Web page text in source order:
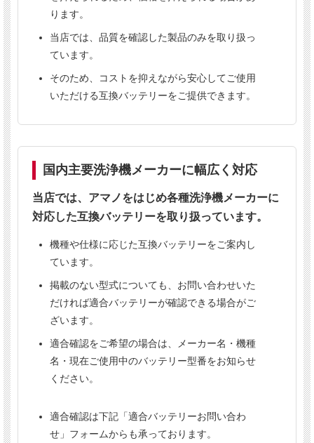
送料は
す。
申し訳ございませんが、本商品は
済をご利用いただけません。
複数のサイトで販売しているため、まれに
は当店よりご連絡いたします。
事前の在庫確認はメールにてお問い合わせ
ください。
【重要】
バッテリーのご注文は、 お届け先の宛名に法人名または屋
号の記載が必要です。
個人事業主の方で屋号をお持ちでない場合は、個別にお問
い合わせください。
ります。
当店では、品質を確認した製品のみを取り扱っ
ています。
そのため、コストを抑えながら安心してご使用
いただける互換バッテリーをご提供できます。
国内主要洗浄機メーカーに幅広く対応
当店では、アマノをはじめ各種洗浄機メーカーに
対応した互換バッテリーを取り扱っています。
機種や仕様に応じた互換バッテリーをご案内し
ています。
掲載のない型式についても、お問い合わせいた
だければ適合バッテリーが確認できる場合がご
ざいます。
適合確認をご希望の場合は、メーカー名・機種
名・現在ご使用中のバッテリー型番をお知らせ
ください。
適合確認は下記「適合バッテリーお問い合わ
せ」フォームからも承っております。